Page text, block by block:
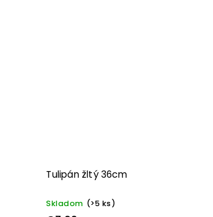
Tulipán žltý 36cm
Skladom (>5 ks)